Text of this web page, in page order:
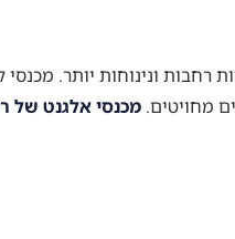
רחבות ונינוחות יותר. מכנסי
מכנסי אלגנט של